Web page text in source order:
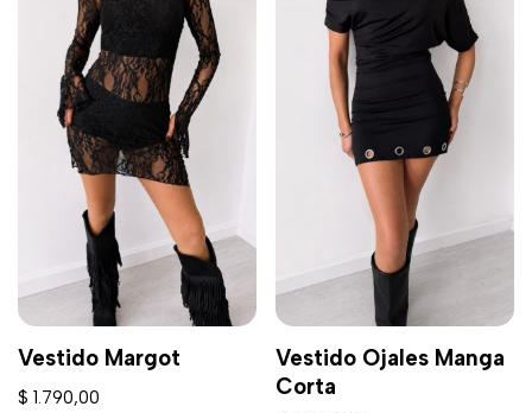
Vestido Margot
$ 1.790,00
Vestido Ojales Manga
Corta